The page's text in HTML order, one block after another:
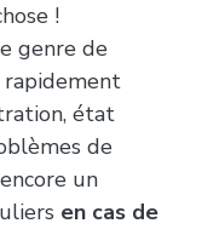
!
genre de
rapidement
état
de
un
en cas de